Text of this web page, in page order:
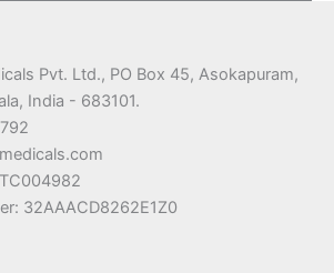
Pvt. Ltd., PO Box 45, Asokapuram,
India - 683101.
32AAACD8262E1Z0